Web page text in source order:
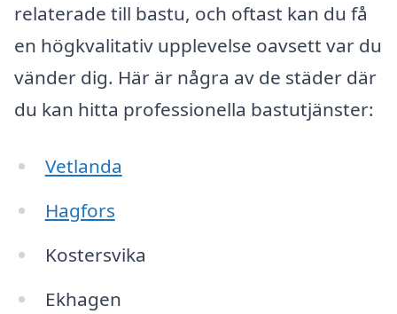
relaterade till bastu, och oftast kan du få
en högkvalitativ upplevelse oavsett var du
vänder dig. Här är några av de städer där
du kan hitta professionella bastutjänster:
Vetlanda
Hagfors
Kostersvika
Ekhagen